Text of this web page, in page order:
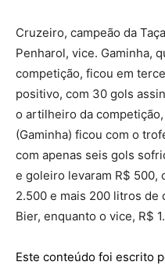
Cruzeiro, campeão da
Penharol, vice. Gaminha,
competição, ficou em
positivo, com 30 gols
o artilheiro da
(Gaminha) ficou com o
com apenas seis gols
e goleiro levaram R$ 500,
2.500 e mais 200 litros de
Bier, enquanto o vice, R$
Este conteúdo foi escrito